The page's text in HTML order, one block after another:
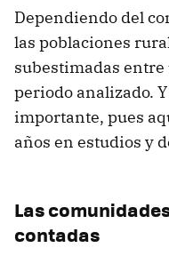
Dependiendo del
las poblaciones
subestimadas entre
periodo analizado.
importante, pues
años en estudios y
Las
contadas